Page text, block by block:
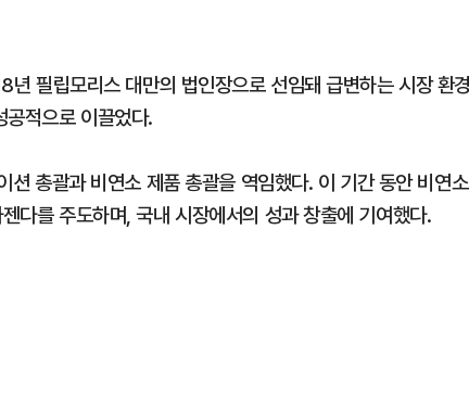
필립모리스 대만의 법인장으로 선임돼 급변하는 시장 환
적으로 이끌었다.
총괄과 비연소 제품 총괄을 역임했다. 이 기간 동안 비연소
다를 주도하며, 국내 시장에서의 성과 창출에 기여했다.